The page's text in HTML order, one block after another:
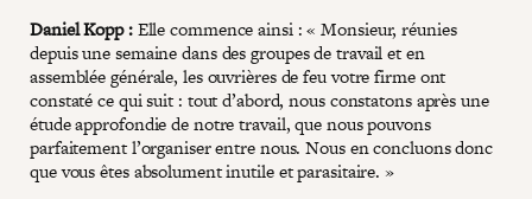
Daniel Kopp :Elle commence ainsi : « Monsieur, réunies
depuis une semaine dans des groupes de travail et en
assemblée générale, les ouvrières de feu votre firme ont
constaté ce qui suit : tout d’abord, nous constatons après une
étude approfondie de notre travail, que nous pouvons
parfaitement l’organiser entre nous. Nous en concluons donc
que vous êtes absolument inutile et parasitaire. »